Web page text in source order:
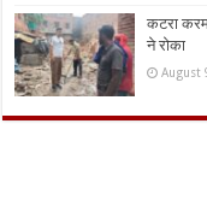
कटरा
ने रोका
August